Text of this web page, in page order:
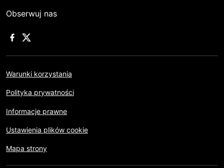
Obserwuj nas
Warunki korzystania
Polityka prywatności
Informacje prawne
Ustawienia plików cookie
Mapa strony